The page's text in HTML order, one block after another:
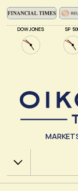
DOW JONES SP
Χ.Α.